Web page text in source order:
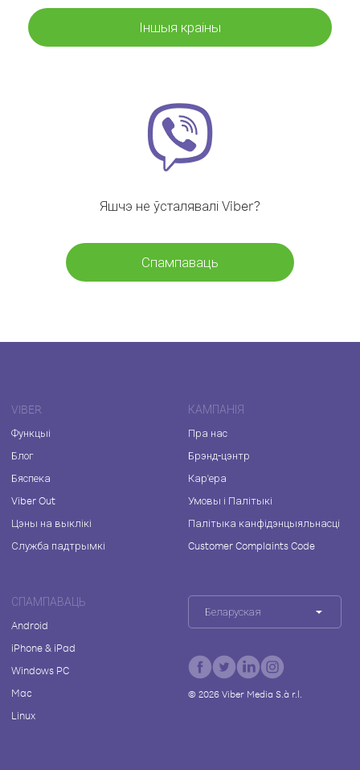
Іншыя краіны
Яшчэ не ўсталявалі Viber?
Спампаваць
VIBER
Функцыі
Блог
Бяспека
Viber Out
Цэны на выклікі
Служба падтрымкі
КАМПАНІЯ
Пра нас
Брэнд-цэнтр
Кар'ера
Умовы і Палітыкі
Палітыка канфідэнцыяльнасці
Customer Complaints Code
СПАМПАВАЦЬ
Android
iPhone & iPad
Windows PC
Mac
Linux
Беларуская
© 2026Viber Media S.à r.l.